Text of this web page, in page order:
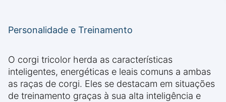
Personalidade e Treinamento
O corgi tricolor herda as características
inteligentes, energéticas e leais comuns a ambas
as raças de corgi. Eles se destacam em situações
de treinamento graças à sua alta inteligência e